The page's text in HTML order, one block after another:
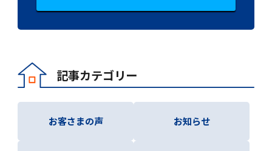
記事カテゴリー
お客さまの声 お知らせ